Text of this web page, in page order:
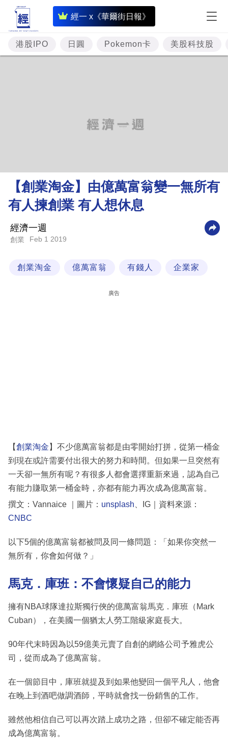
經一 x《華爾街日報》
即
時
財
經
理
財
商
科
區
港股IPO 日圓 Pokemon卡 美股科技股
【創業淘金】由億萬富翁變一無所有
有人揀創業 有人想休息
經濟一週
創業 Feb 1 2019
創業淘金 億萬富翁 有錢人 企業家
廣告
【創業淘金 】不少億萬富翁都是由零開始打拼，從第一桶金
到現在或許需要付出很大的努力和時間。但如果一旦突然有
一天卻一無所有呢？有很多人都會選擇重新來過，認為自己
有能力賺取第一桶金時，亦都有能力再次成為億萬富翁。
撰文：Vannaice ｜圖片： unsplash 、IG｜資料來源：
CNBC
以下5個的億萬富翁都被問及同一條問題：「如果你突然一
無所有，你會如何做？」
馬克．庫班：不會懷疑自己的能力
擁有NBA球隊達拉斯獨行俠的億萬富翁馬克．庫班（Mark
Cuban），在美國一個猶太人勞工階級家庭長大。
90年代末時因為以59億美元賣了自創的網絡公司予雅虎公
司，從而成為了億萬富翁。
在一個節目中，庫班就提及到如果他變回一個平凡人，他會
在晚上到酒吧做調酒師，平時就會找一份銷售的工作。
雖然他相信自己可以再次踏上成功之路，但卻不確定能否再
成為億萬富翁。